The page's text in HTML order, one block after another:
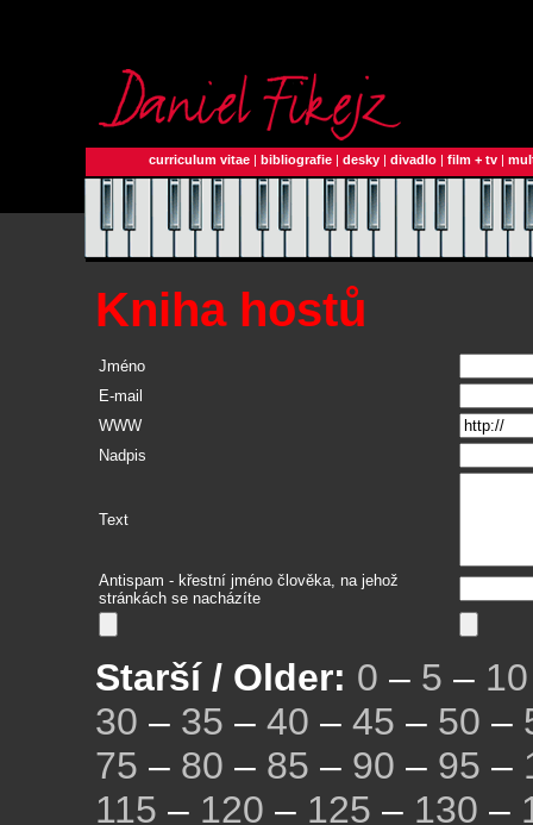
curriculum vitae | bibliografie | desky | divadlo | film + tv |
Kniha hostů
Jméno
E-mail
WWW
Nadpis
Text
Antispam - křestní jméno člověka, na jehož
stránkách se nacházíte
Starší / Older: 0 – 5 – 10
30 – 35 – 40 – 45 – 50 –
75 – 80 – 85 – 90 – 95 –
115 – 120 – 125 – 130 –